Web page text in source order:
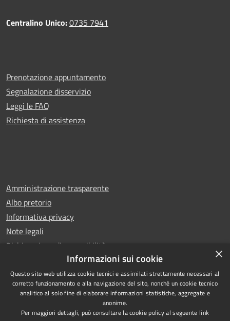
Centralino Unico:0735 7941
Prenotazione appuntamento
Segnalazione disservizio
Leggi le FAQ
Richiesta di assistenza
Amministrazione trasparente
Albo pretorio
Informativa privacy
Note legali
Dichiarazione di accessibilità
RSS
Accessibilità
Copyright © 2025 Comune di
San Benedetto del Tronto
×
Informazioni sui cookie
Questo sito web utilizza cookie tecnici e assimilati strettamente necessari al
corretto funzionamento e alla navigazione del sito, nonché un cookie tecnico
analitico al solo fine di elaborare informazioni statistiche, aggregate e
anonime.
Per maggiori dettagli, può consultare la cookie policy al seguente link